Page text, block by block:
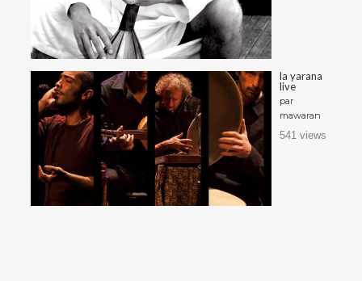
la yarana
live
par
mawaran
541 views